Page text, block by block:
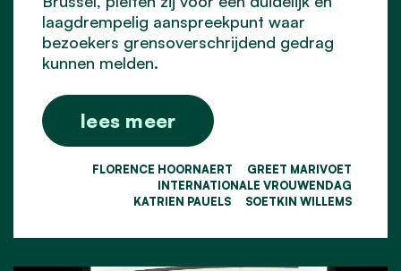
laagdrempelig aanspreekpunt waar
bezoekers grensoverschrijdend gedrag
kunnen melden.
lees meer
FLORENCE HOORNAERT
GREET MARIVOET
INTERNATIONALE VROUWENDAG
KATRIEN PAUELS
SOETKIN WILLEMS